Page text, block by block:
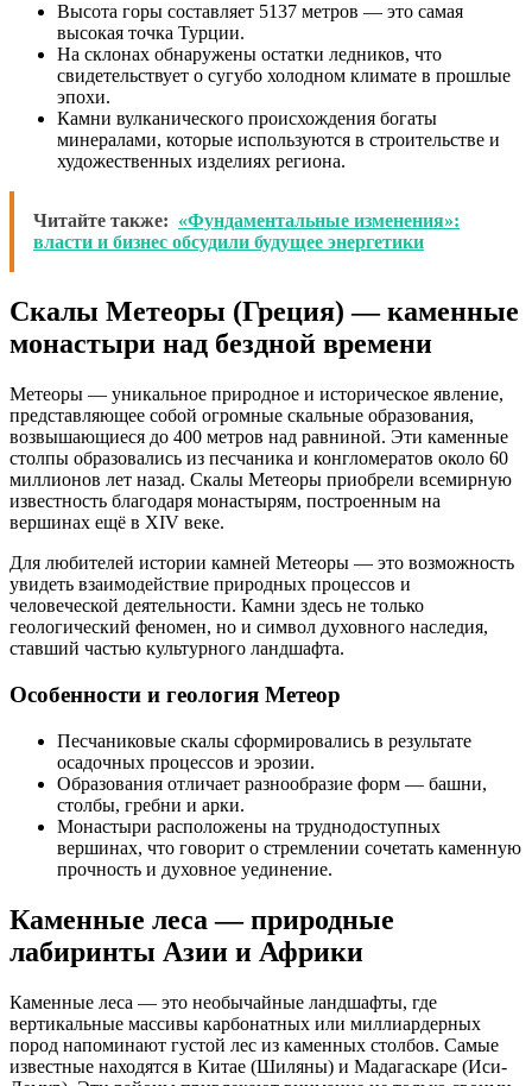
Высота горы составляет 5137 метров — это самая
высокая точка Турции.
На склонах обнаружены остатки ледников, что
свидетельствует о сугубо холодном климате в прошлые
эпохи.
Камни вулканического происхождения богаты
минералами, которые используются в строительстве и
художественных изделиях региона.
Читайте также: «Фундаментальные изменения»:
власти и бизнес обсудили будущее энергетики
Скалы Метеоры (Греция) — каменные
монастыри над бездной времени
Метеоры — уникальное природное и историческое явление,
представляющее собой огромные скальные образования,
возвышающиеся до 400 метров над равниной. Эти каменные
столпы образовались из песчаника и конгломератов около 60
миллионов лет назад. Скалы Метеоры приобрели всемирную
известность благодаря монастырям, построенным на
вершинах ещё в XIV веке.
Для любителей истории камней Метеоры — это возможность
увидеть взаимодействие природных процессов и
человеческой деятельности. Камни здесь не только
геологический феномен, но и символ духовного наследия,
ставший частью культурного ландшафта.
Особенности и геология Метеор
Песчаниковые скалы сформировались в результате
осадочных процессов и эрозии.
Образования отличает разнообразие форм — башни,
столбы, гребни и арки.
Монастыри расположены на труднодоступных
вершинах, что говорит о стремлении сочетать каменную
прочность и духовное уединение.
Каменные леса — природные
лабиринты Азии и Африки
Каменные леса — это необычайные ландшафты, где
вертикальные массивы карбонатных или миллиардерных
пород напоминают густой лес из каменных столбов. Самые
известные находятся в Китае (Шиляны) и Мадагаскаре (Иси-